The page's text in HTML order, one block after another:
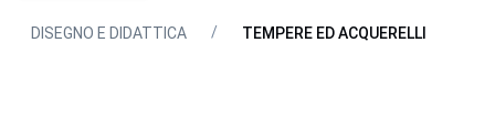
DISEGNO E DIDATTICA TEMPERE ED ACQUERELLI